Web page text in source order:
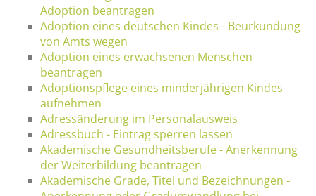
Adoption beantragen
Adoption eines deutschen Kindes - Beurkundung
von Amts wegen
Adoption eines erwachsenen Menschen
beantragen
Adoptionspflege eines minderjährigen Kindes
aufnehmen
Adressänderung im Personalausweis
Adressbuch - Eintrag sperren lassen
Akademische Gesundheitsberufe - Anerkennung
der Weiterbildung beantragen
Akademische Grade, Titel und Bezeichnungen -